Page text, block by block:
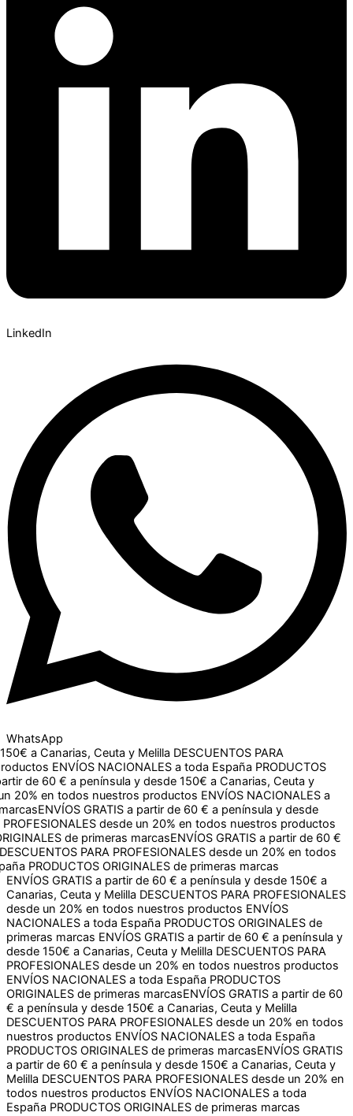
LinkedIn
WhatsApp
Canarias, Ceuta y MelillaDESCUENTOS PARA
ENVÍOS NACIONALES a toda EspañaPRODUCTOS
60 € a península y desde 150€ a Canarias, Ceuta y Melilla
nuestros productosENVÍOS NACIONALES a toda España
a partir de 60 € a península y desde 150€ a Canarias,
un 20% en todos nuestros productosENVÍOS NACIONALES a
ENVÍOS GRATIS a partir de 60 € a península y desde 150€ a
desde un 20% en todos nuestros productosENVÍOS
primeras marcas
ENVÍOS GRATIS a partir de 60 € a península y desde 150€ a
Canarias, Ceuta y Melilla DESCUENTOS PARA PROFESIONALES
desde un 20% en todos nuestros productos ENVÍOS
NACIONALES a toda España PRODUCTOS ORIGINALES de
primeras marcas ENVÍOS GRATIS a partir de 60 € a península y
desde 150€ a Canarias, Ceuta y Melilla DESCUENTOS PARA
PROFESIONALES desde un 20% en todos nuestros productos
ENVÍOS NACIONALES a toda España PRODUCTOS
ORIGINALES de primeras marcasENVÍOS GRATIS a partir de 60
€ a península y desde 150€ a Canarias, Ceuta y Melilla
DESCUENTOS PARA PROFESIONALES desde un 20% en todos
nuestros productos ENVÍOS NACIONALES a toda España
PRODUCTOS ORIGINALES de primeras marcasENVÍOS GRATIS
a partir de 60 € a península y desde 150€ a Canarias, Ceuta y
Melilla DESCUENTOS PARA PROFESIONALES desde un 20% en
todos nuestros productos ENVÍOS NACIONALES a toda
España PRODUCTOS ORIGINALES de primeras marcas